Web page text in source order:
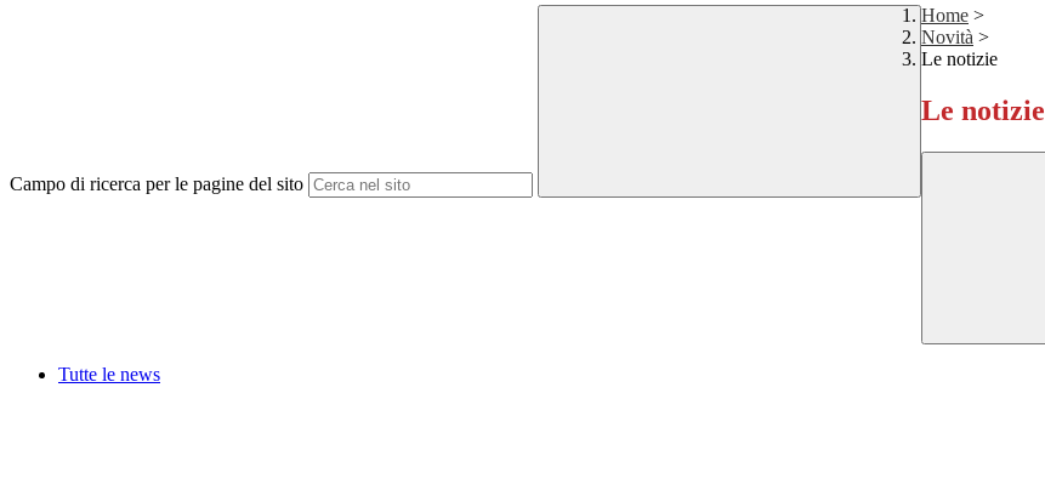
Campo di ricerca per le pagine del sito
Home >
Novità >
Le notizie
Le notizie
Tutte le news